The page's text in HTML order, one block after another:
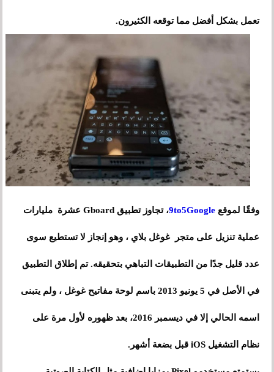
تعمل بشكل أفضل مما توقعه الكثيرون.
وفقًا لموقع9to5Google ، تجاوز تطبيق Gboard عشرة مليارات
عملية تنزيل على متجر غوغل بلاي ، وهو إنجاز لا تستطيع سوى
عدد قليل جدًا من التطبيقات التباهي بتحقيقه. تم إطلاق التطبيق
في الأصل في 5 يونيو 2013 باسم لوحة مفاتيح غوغل ، ولم يتبنى
اسمه الحالي إلا في ديسمبر 2016، بعد ظهوره لأول مرة على
نظام التشغيل iOS قبل بضعة أشهر.